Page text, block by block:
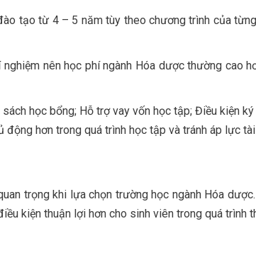
tạo từ 4 – 5 năm tùy theo chương trình của
nên học phí ngành Hóa dược thường cao
học bổng; Hỗ trợ vay vốn học tập; Điều kiện
hơn trong quá trình học tập và tránh áp lực
trọng khi lựa chọn trường học ngành Hóa
kiện thuận lợi hơn cho sinh viên trong quá trình